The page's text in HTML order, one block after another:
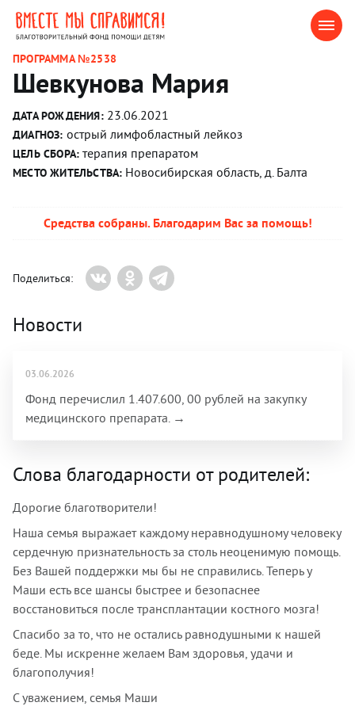
ПРОГРАММА №2538
Шевкунова Мария
ДАТА РОЖДЕНИЯ:23.06.2021
ДИАГНОЗ: острый лимфобластный лейкоз
ЦЕЛЬ СБОРА: терапия препаратом
МЕСТО ЖИТЕЛЬСТВА: Новосибирская область, д. Балта
Средства собраны. Благодарим Вас за помощь!
Поделиться:
Новости
03.06.2026
Фонд перечислил 1.407.600, 00 рублей на закупку
медицинского препарата. →
Слова благодарности от родителей:
Дорогие благотворители!
Наша семья выражает каждому неравнодушному человеку
сердечную признательность за столь неоценимую помощь.
Без Вашей поддержки мы бы не справились. Теперь у
Маши есть все шансы быстрее и безопаснее
восстановиться после трансплантации костного мозга!
Спасибо за то, что не остались равнодушными к нашей
беде. Мы искренне желаем Вам здоровья, удачи и
благополучия!
С уважением, семья Маши